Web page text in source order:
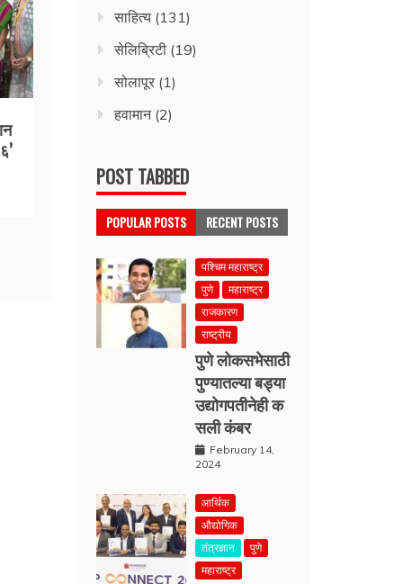
साहित्य (131)
सेलिब्रिटी (19)
सोलापूर (1)
हवामान(2)
POST TABBED
POPULAR POSTS RECENT POSTS
पश्चिम महाराष्ट्र
पुणे
महाराष्ट्र
राजकारण
राष्ट्रीय
पुणे लोकसभेसाठी
पुण्यातल्या बड्या
उद्योगपतीनेही क
सली कंबर
February 14,
2024
आर्थिक
औद्योगिक
तंत्रज्ञान
पुणे
महाराष्ट्र